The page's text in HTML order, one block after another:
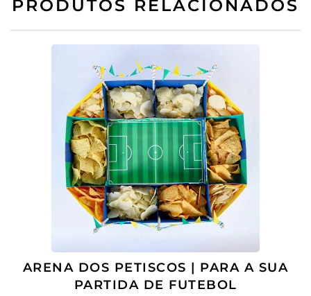
PRODUTOS RELACIONADOS
ARENA DOS PETISCOS | PARA A SUA
PARTIDA DE FUTEBOL